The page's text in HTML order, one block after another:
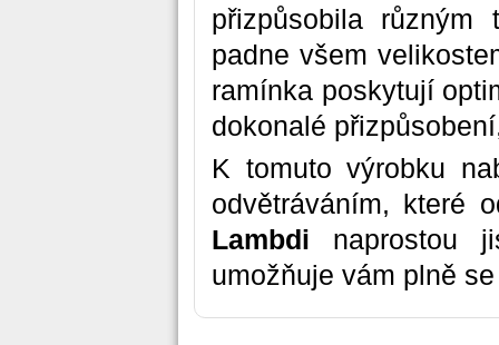
přizpůsobila různým
padne všem
ramínka poskytují
dokonalé
K tomuto výrobku
odvětráváním, které
Lambdi naprostou
umožňuje vám plně